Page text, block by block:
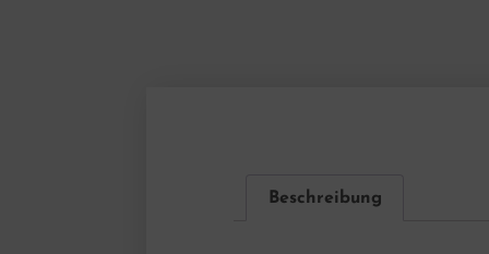
Beschreibung